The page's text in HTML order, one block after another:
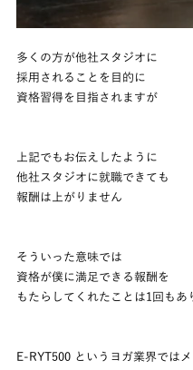
多くの方が他社スタジオに
採用されることを目的に
資格習得を目指されますが
上記でもお伝えしたように
他社スタジオに就職できても
報酬は上がりません
そういった意味では
資格が僕に満足できる報酬を
もたらしてくれたことは1回もあ
E-RYT500 というヨガ業界では